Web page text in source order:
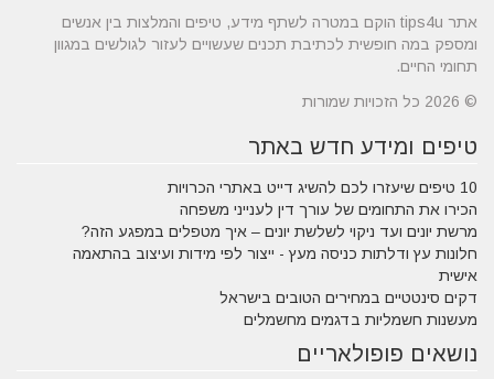
אתר tips4u הוקם במטרה לשתף מידע, טיפים והמלצות בין אנשים
ומספק במה חופשית לכתיבת תכנים שעשויים לעזור לגולשים במגוון
תחומי החיים.
© 2026 כל הזכויות שמורות
טיפים ומידע חדש באתר
10 טיפים שיעזרו לכם להשיג דייט באתרי הכרויות
הכירו את התחומים של עורך דין לענייני משפחה
מרשת יונים ועד ניקוי לשלשת יונים – איך מטפלים במפגע הזה?
חלונות עץ ודלתות כניסה מעץ - ייצור לפי מידות ועיצוב בהתאמה
אישית
דקים סינטטיים במחירים הטובים בישראל
מעשנות חשמליות בדגמים מחשמלים
נושאים פופולאריים